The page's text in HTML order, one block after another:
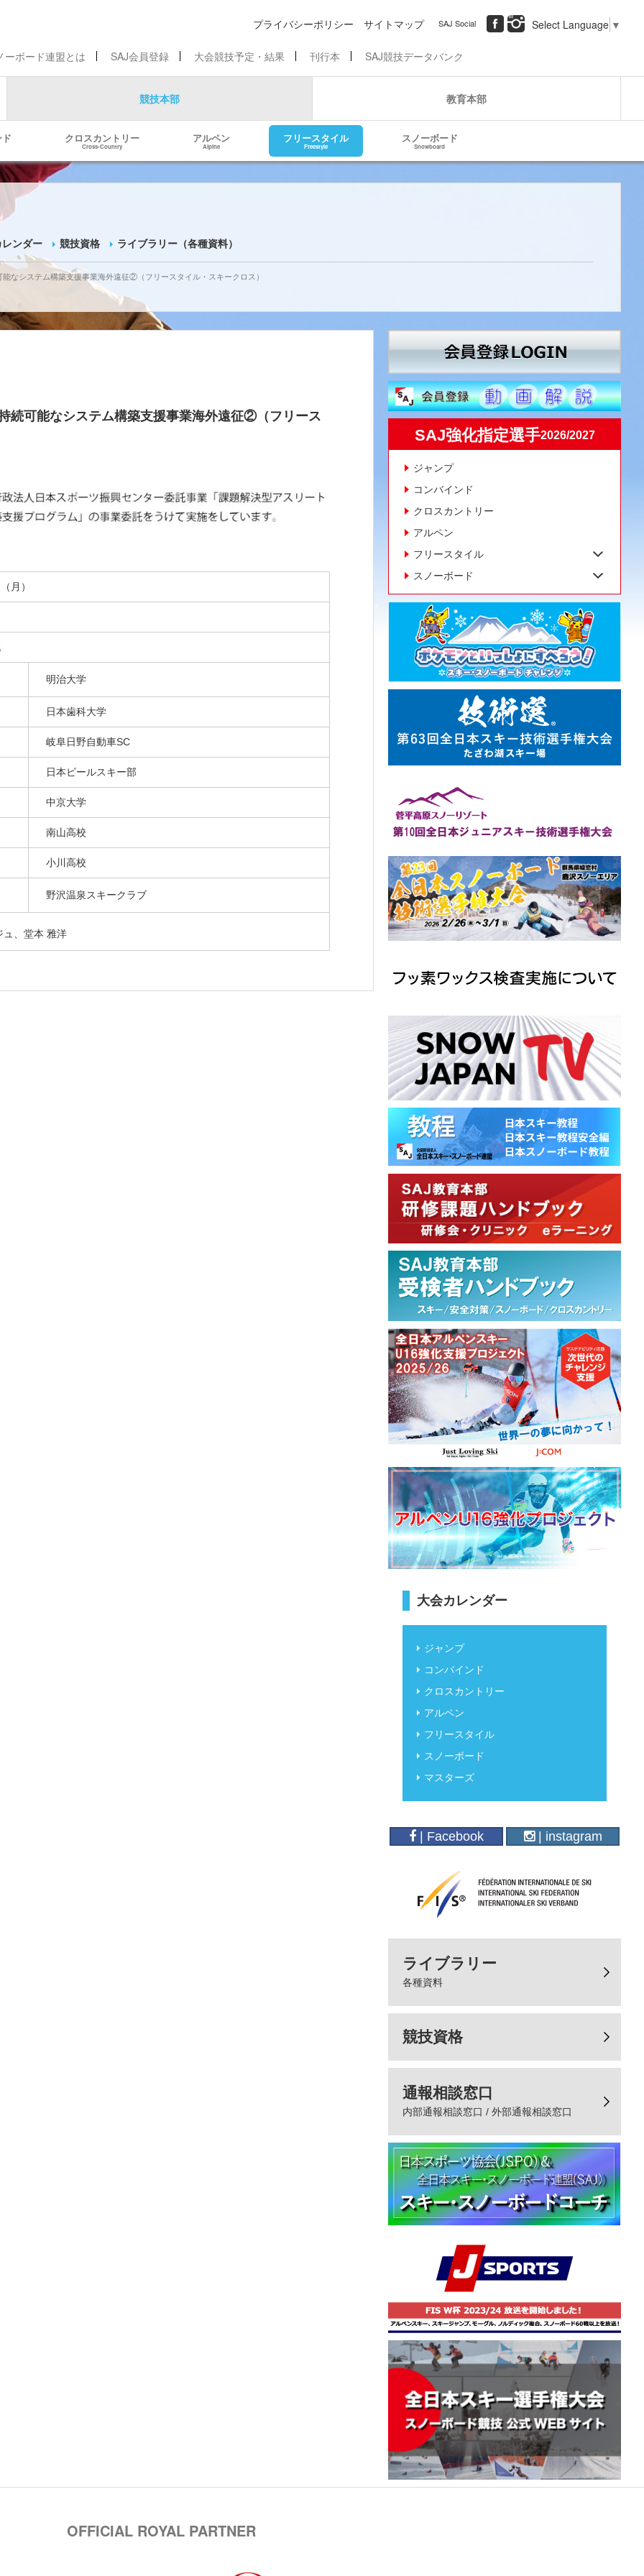
プライバシーポリシー サイトマップ SAJ Social Select Language ▼
ーボード連盟とは SAJ会員登録 大会競技予定・結果 刊行本 SAJ競技データバンク
競技本部 教育本部
クロスカントリー
Cross-Country
アルペン
Alpine
フリースタイル
Freestyle
スノーボード
Snowboard
ンダー 競技資格 ライブラリー（各種資料）
なシステム構築支援事業海外遠征②（フリースタイル・スキークロス）
続可能なシステム構築支援事業海外遠征②（フリース
月）
明治大学
日本歯科大学
岐阜日野自動車SC
日本ビールスキー部
中京大学
南山高校
小川高校
野沢温泉スキークラブ
ュ、堂本 雅洋
SAJ強化指定選手2026/2027
ジャンプ
コンバインド
クロスカントリー
アルペン
フリースタイル
スノーボード
大会カレンダー
ジャンプ
コンバインド
クロスカントリー
アルペン
フリースタイル
スノーボード
マスターズ
| Facebook | instagram
ライブラリー
各種資料
競技資格
通報相談窓口
内部通報相談窓口 / 外部通報相談窓口
OFFICIAL ROYAL PARTNER